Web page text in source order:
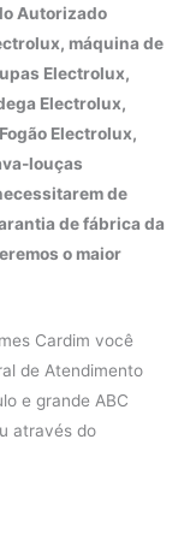
Autorizado
máquina de
Electrolux,
Electrolux,
Electrolux,
louças
de
de fábrica da
o maior
Cardim você
de Atendimento
e grande ABC
através do